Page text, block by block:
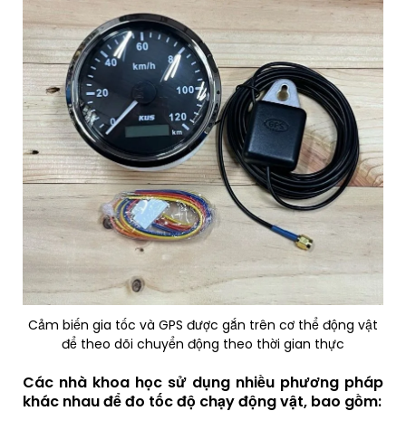
Cảm biến gia tốc và GPS được gắn trên cơ thể động vật
để theo dõi chuyển động theo thời gian thực
Các nhà khoa học sử dụng nhiều phương pháp
khác nhau để đo tốc độ chạy động vật, bao gồm: